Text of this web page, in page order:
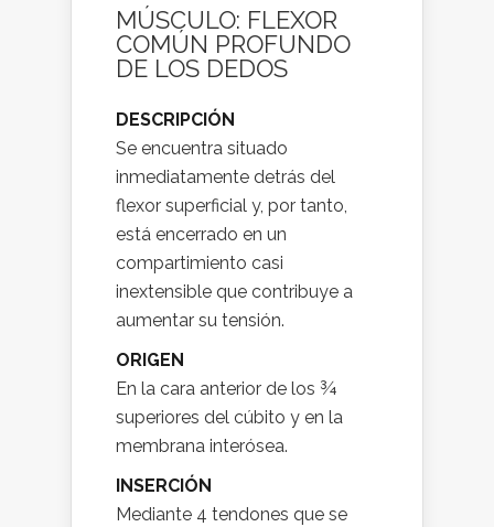
MÚSCULO: FLEXOR
COMÚN PROFUNDO
DE LOS DEDOS
DESCRIPCIÓN
Se encuentra situado
inmediatamente detrás del
flexor superficial y, por tanto,
está encerrado en un
compartimiento casi
inextensible que contribuye a
aumentar su tensión.
ORIGEN
En la cara anterior de los ¾
superiores del cúbito y en la
membrana interósea.
INSERCIÓN
Mediante 4 tendones que se